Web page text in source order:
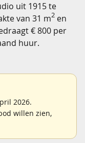
uit 1915 te
van 31 m2 en
€ 800 per
huur.
2026.
willen zien,